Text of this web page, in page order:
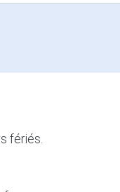
fériés.